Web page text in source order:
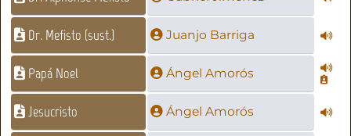
Dr. Mefisto (sust.) Juanjo Barriga
Papá Noel Ángel Amorós
Jesucristo Ángel Amorós